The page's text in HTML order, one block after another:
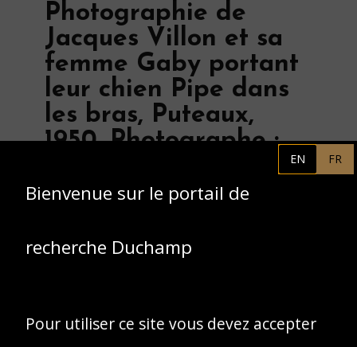
Photographie de
Jacques Villon et sa
femme Gaby portant
leur chien Pipe dans
les bras, Puteaux,
1950. Photographe :
EN FR
Bienvenue sur le portail de
recherche Duchamp
Pour utiliser ce site vous devez accepter